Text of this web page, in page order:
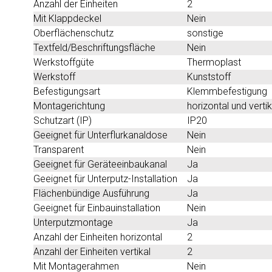
Anzahl der Einheiten
2
Mit Klappdeckel
Nein
Oberflächenschutz
sonstige
Textfeld/Beschriftungsfläche
Nein
Werkstoffgüte
Thermoplast
Werkstoff
Kunststoff
Befestigungsart
Klemmbefestigung
Montagerichtung
horizontal und
Schutzart (IP)
IP20
Geeignet für Unterflurkanaldose
Nein
Transparent
Nein
Geeignet für Geräteeinbaukanal
Ja
Geeignet für Unterputz-Installation
Ja
Flächenbündige Ausführung
Ja
Geeignet für Einbauinstallation
Nein
Unterputzmontage
Ja
Anzahl der Einheiten horizontal
2
Anzahl der Einheiten vertikal
2
Mit Montagerahmen
Nein